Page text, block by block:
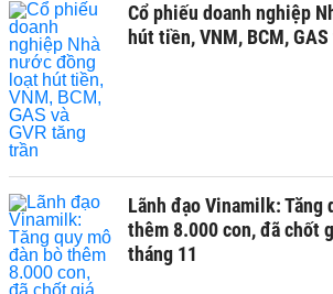
Cổ phiếu doanh nghiệp
hút tiền, VNM, BCM,
Lãnh đạo Vinamilk: Tăng
thêm 8.000 con, đã chốt
tháng 11